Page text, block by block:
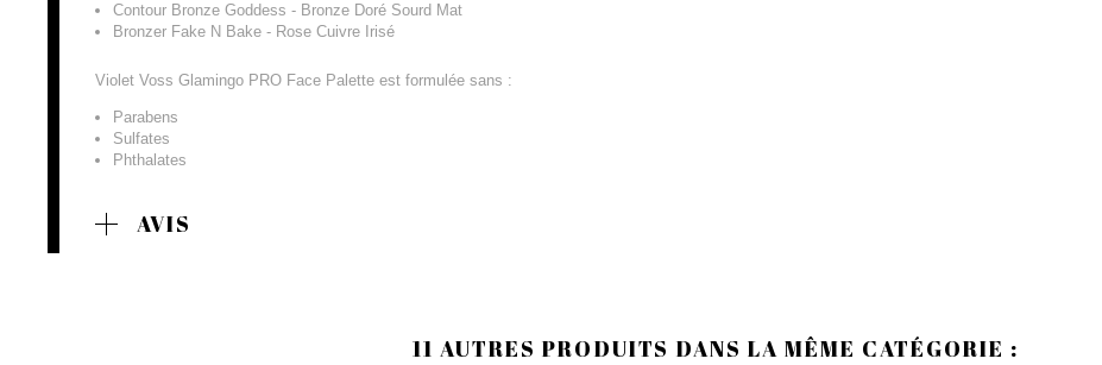
Contour Bronze Goddess - Bronze Doré Sourd Mat
Bronzer Fake N Bake - Rose Cuivre Irisé
Violet Voss Glamingo PRO Face Palette est formulée sans :
Parabens
Sulfates
Phthalates
AVIS
11 AUTRES PRODUITS DANS LA MÊME CATÉGORIE :